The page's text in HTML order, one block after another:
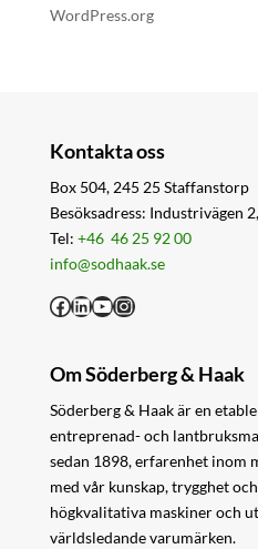
WordPress.org
Kontakta oss
Box 504, 245 25 Staffanstorp
Besöksadress: Industrivägen
Tel: +46 46 25 92 00
info@sodhaak.se
Facebook
LinkedIn
YouTube
Instagram
Om Söderberg & Haak
Söderberg & Haak är en
entreprenad- och
sedan 1898, erfarenhet inom
med vår kunskap, trygghet
högkvalitativa maskiner och
världsledande varumärken.